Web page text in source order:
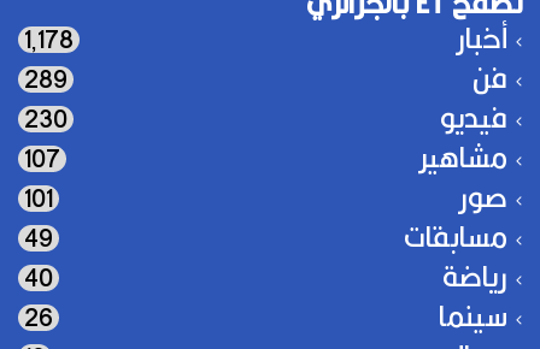
أخبار 1٬178
فن 289
فيديو 230
مشاهير 107
صور 101
مسابقات 49
رياضة 40
سينما 26